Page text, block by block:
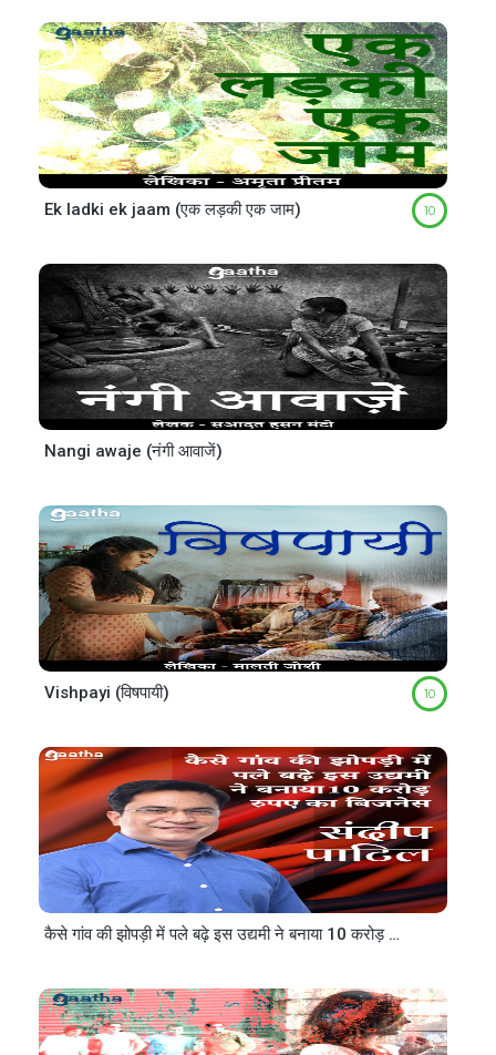
Ek ladki ek jaam (एक लड़की एक जाम) 10
Nangi awaje (नंगी आवाजें)
Vishpayi (विषपायी) 10
कैसे गांव की झोपड़ी में पले बढ़े इस उद्यमी ने बनाया 10 करोड़ रुपए का बिजनेस